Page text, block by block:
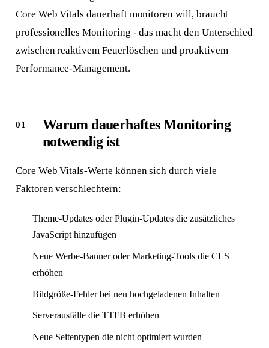
Core Web Vitals dauerhaft monitoren will, braucht
professionelles Monitoring - das macht den Unterschied
zwischen reaktivem Feuerlöschen und proaktivem
Performance-Management.
Warum dauerhaftes Monitoring
notwendig ist
Core Web Vitals-Werte können sich durch viele
Faktoren verschlechtern:
Theme-Updates oder Plugin-Updates die zusätzliches
JavaScript hinzufügen
Neue Werbe-Banner oder Marketing-Tools die CLS
erhöhen
Bildgröße-Fehler bei neu hochgeladenen Inhalten
Serverausfälle die TTFB erhöhen
Neue Seitentypen die nicht optimiert wurden